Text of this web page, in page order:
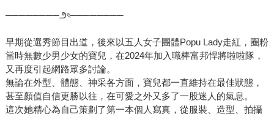
────────౨ৎ────────
早期從選秀節目出道，後來以五人女子團體Popu Lady走紅，圈粉
當時無數少男少女的寶兒，在2024年加入職棒富邦悍將啦啦隊，
又再度引起網路眾多討論。
無論在外型、體態、神采各方面，寶兒都一直維持在最佳狀態，
甚至顏值自信更勝以往，在可愛之外又多了一股迷人的氣息。
這次她精心為自己策劃了第一本個人寫真，從服裝、造型、拍攝